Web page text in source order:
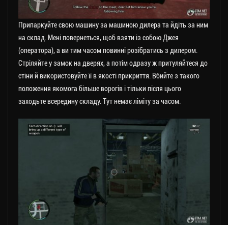
Припаркуйте свою машину за машиною дилера та йдіть за ним
на склад. Мені повернеться, щоб взяти із собою Джея
(оператора), а ви тим часом повинні розібратись з дилером.
Стріляйте у замок на дверях, а потім одразу ж притуляйтеся до
стіни й використовуйте її в якості прикриття. Вбийте з такого
положення якомога більше ворогів і тільки після цього
заходьте всередину складу. Тут немає ліміту за часом.